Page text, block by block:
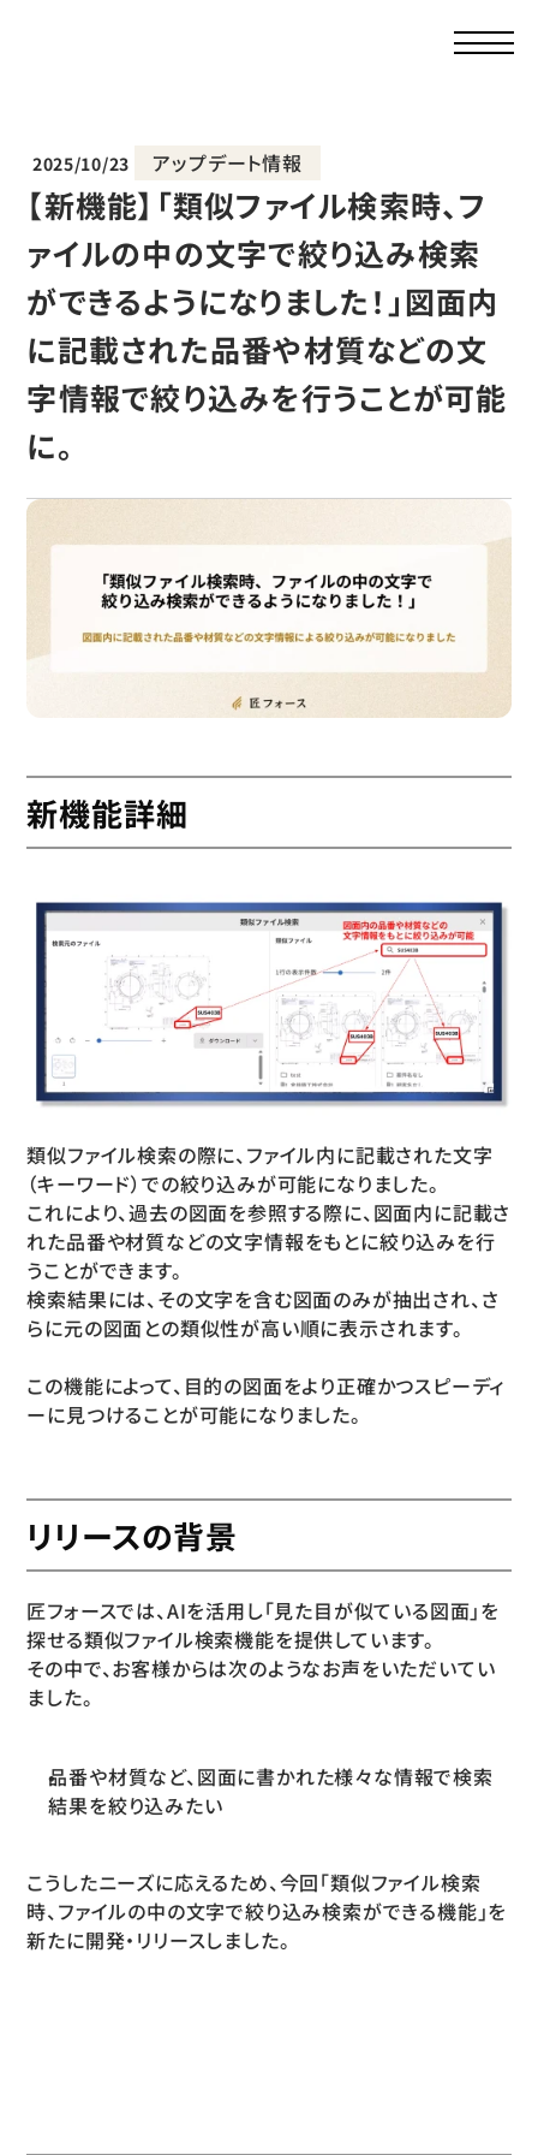
2025/10/23 アップデート情報
【新機能】「類似ファイル検索時、フ
ァイルの中の文字で絞り込み検索
ができるようになりました！」図面内
に記載された品番や材質などの文
字情報で絞り込みを行うことが可能
に。
新機能詳細
類似ファイル検索の際に、ファイル内に記載された文字
（キーワード）での絞り込みが可能になりました。
これにより、過去の図面を参照する際に、図面内に記載さ
れた品番や材質などの文字情報をもとに絞り込みを行
うことができます。
検索結果には、その文字を含む図面のみが抽出され、さ
らに元の図面との類似性が高い順に表示されます。
この機能によって、目的の図面をより正確かつスピーディ
ーに見つけることが可能になりました。
リリースの背景
匠フォースでは、AIを活用し「見た目が似ている図面」を
探せる類似ファイル検索機能を提供しています。
その中で、お客様からは次のようなお声をいただいてい
ました。
品番や材質など、図面に書かれた様々な情報で検索
結果を絞り込みたい
こうしたニーズに応えるため、今回「類似ファイル検索
時、ファイルの中の文字で絞り込み検索ができる機能」を
新たに開発・リリースしました。